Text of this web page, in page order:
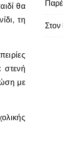
θα
τη
στενή
με